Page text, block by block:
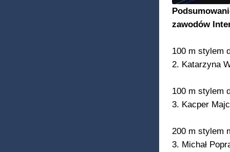
zawodów
100 m stylem
2. Katarzyna
100 m stylem
3. Kacper
200 m stylem
3. Michał